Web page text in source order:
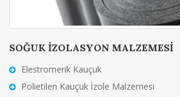
SOĞUK İZOLASYON MALZEMESİ
Elestromerik Kauçuk
Polietilen Kauçuk İzole Malzemesi